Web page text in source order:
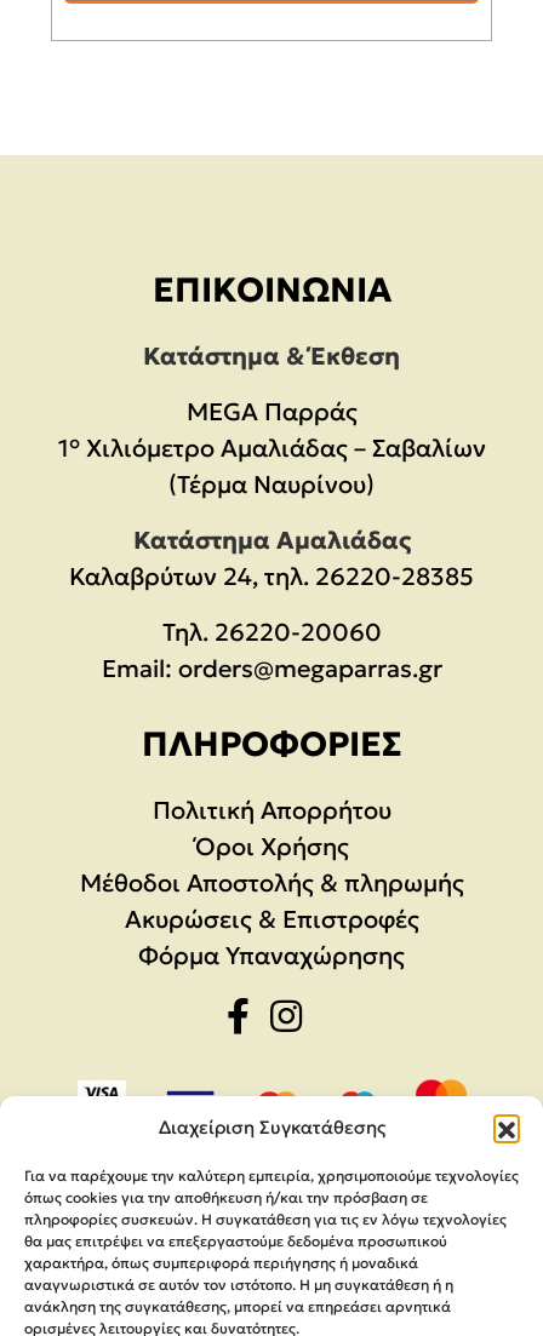
Διαχείριση Συγκατάθεσης
Για να παρέχουμε την καλύτερη εμπειρία, χρησιμοποιούμε τεχνολογίες
όπως cookies για την αποθήκευση ή/και την πρόσβαση σε
πληροφορίες συσκευών. Η συγκατάθεση για τις εν λόγω τεχνολογίες
θα μας επιτρέψει να επεξεργαστούμε δεδομένα προσωπικού
χαρακτήρα, όπως συμπεριφορά περιήγησης ή μοναδικά
αναγνωριστικά σε αυτόν τον ιστότοπο. Η μη συγκατάθεση ή η
ανάκληση της συγκατάθεσης, μπορεί να επηρεάσει αρνητικά
ορισμένες λειτουργίες και δυνατότητες.
ΕΠΙΚΟΙΝΩΝΊΑ
Κατάστημα & Έκθεση
MEGA Παρράς
1° Χιλιόμετρο Αμαλιάδας – Σαβαλίων
(Τέρμα Ναυρίνου)
Κατάστημα Αμαλιάδας
Καλαβρύτων 24, τηλ. 26220-28385
Τηλ. 26220-20060
Email: orders@megaparras.gr
ΠΛΗΡΟΦΟΡΊΕΣ
Πολιτική Απορρήτου
Όροι Χρήσης
Μέθοδοι Αποστολής & πληρωμής
Ακυρώσεις & Επιστροφές
Φόρμα Υπαναχώρησης